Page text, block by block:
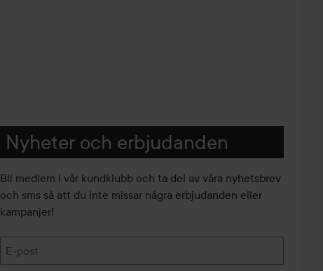
Nyheter och erbjudanden
Bli medlem i vår kundklubb och ta del av våra nyhetsbrev
och sms så att du inte missar några erbjudanden eller
kampanjer!
E-post